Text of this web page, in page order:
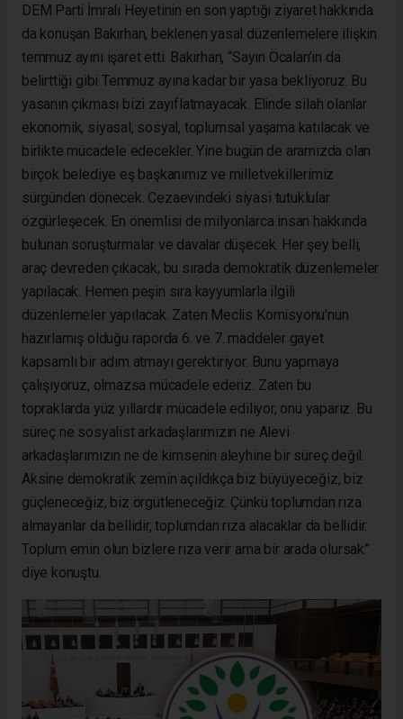
DEM Parti İmralı Heyetinin en son yaptığı ziyaret hakkında
da konuşan Bakırhan, beklenen yasal düzenlemelere ilişkin
temmuz ayını işaret etti. Bakırhan, “Sayın Öcalan’ın da
belirttiği gibi Temmuz ayına kadar bir yasa bekliyoruz. Bu
yasanın çıkması bizi zayıflatmayacak. Elinde silah olanlar
ekonomik, siyasal, sosyal, toplumsal yaşama katılacak ve
birlikte mücadele edecekler. Yine bugün de aramızda olan
birçok belediye eş başkanımız ve milletvekillerimiz
sürgünden dönecek. Cezaevindeki siyasi tutuklular
özgürleşecek. En önemlisi de milyonlarca insan hakkında
bulunan soruşturmalar ve davalar düşecek. Her şey belli,
araç devreden çıkacak, bu sırada demokratik düzenlemeler
yapılacak. Hemen peşin sıra kayyumlarla ilgili
düzenlemeler yapılacak. Zaten Meclis Komisyonu’nun
hazırlamış olduğu raporda 6. ve 7. maddeler gayet
kapsamlı bir adım atmayı gerektiriyor. Bunu yapmaya
çalışıyoruz, olmazsa mücadele ederiz. Zaten bu
topraklarda yüz yıllardır mücadele ediliyor, onu yaparız. Bu
süreç ne sosyalist arkadaşlarımızın ne Alevi
arkadaşlarımızın ne de kimsenin aleyhine bir süreç değil.
Aksine demokratik zemin açıldıkça biz büyüyeceğiz, biz
güçleneceğiz, biz örgütleneceğiz. Çünkü toplumdan rıza
almayanlar da bellidir, toplumdan rıza alacaklar da bellidir.
Toplum emin olun bizlere rıza verir ama bir arada olursak”
diye konuştu.